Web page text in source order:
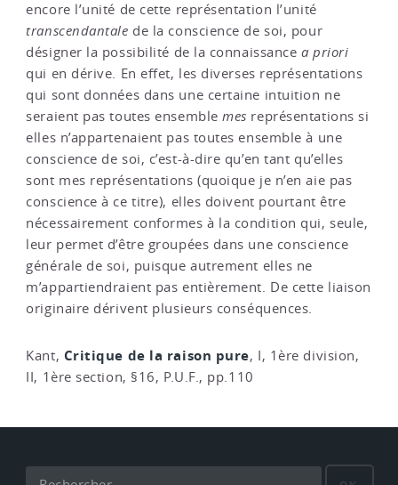
encore l’unité de cette représentation l’unité
transcendantale de la conscience de soi, pour
désigner la possibilité de la connaissance a priori
qui en dérive. En effet, les diverses représentations
qui sont données dans une certaine intuition ne
seraient pas toutes ensemblemes représentations si
elles n’appartenaient pas toutes ensemble à une
conscience de soi, c’est-à-dire qu’en tant qu’elles
sont mes représentations (quoique je n’en aie pas
conscience à ce titre), elles doivent pourtant être
nécessairement conformes à la condition qui, seule,
leur permet d’être groupées dans une conscience
générale de soi, puisque autrement elles ne
m’appartiendraient pas entièrement. De cette liaison
originaire dérivent plusieurs conséquences.
Kant, Critique de la raison pure, I, 1ère division,
II, 1ère section, §16, P.U.F., pp.110